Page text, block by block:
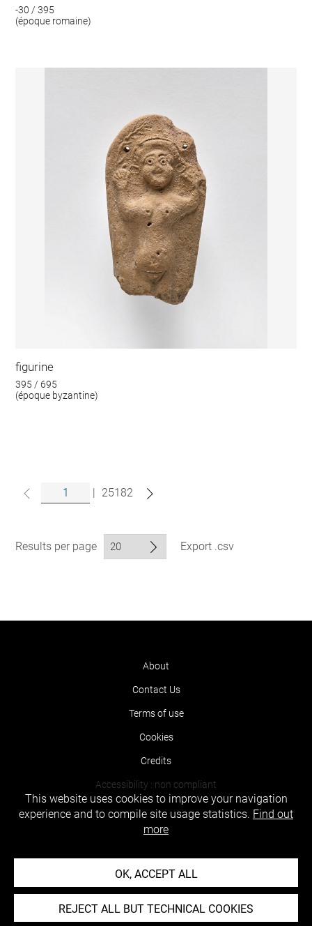
-30 / 395
(époque romaine)
figurine
395 / 695
(époque byzantine)
| 25182
Results per page Export .csv
About
Contact Us
Terms of use
Cookies
Credits
Accessibility : non compliant
This website uses cookies to improve your navigation
experience and to compile site usage statistics. Find out
more
OK, ACCEPT ALL
REJECT ALL BUT TECHNICAL COOKIES